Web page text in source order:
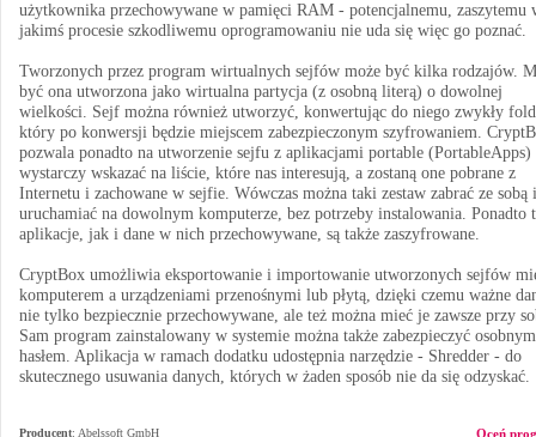
użytkownika przechowywane w pamięci RAM - potencjalnemu, zaszytemu
jakimś procesie szkodliwemu oprogramowaniu nie uda się więc go poznać.
Tworzonych przez program wirtualnych sejfów może być kilka rodzajów.
być ona utworzona jako wirtualna partycja (z osobną literą) o dowolnej
wielkości. Sejf można również utworzyć, konwertując do niego zwykły
który po konwersji będzie miejscem zabezpieczonym szyfrowaniem.
pozwala ponadto na utworzenie sejfu z aplikacjami portable (PortableApps)
wystarczy wskazać na liście, które nas interesują, a zostaną one pobrane z
Internetu i zachowane w sejfie. Wówczas można taki zestaw zabrać ze sobą i
uruchamiać na dowolnym komputerze, bez potrzeby instalowania. Ponadto
aplikacje, jak i dane w nich przechowywane, są także zaszyfrowane.
CryptBox umożliwia eksportowanie i importowanie utworzonych sejfów
komputerem a urządzeniami przenośnymi lub płytą, dzięki czemu ważne
nie tylko bezpiecznie przechowywane, ale też można mieć je zawsze przy
Sam program zainstalowany w systemie można także zabezpieczyć osobnym
hasłem. Aplikacja w ramach dodatku udostępnia narzędzie - Shredder - do
skutecznego usuwania danych, których w żaden sposób nie da się odzyskać.
Producent: Abelssoft GmbH
Oceń